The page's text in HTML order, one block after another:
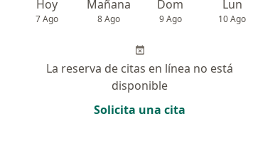
Hoy
7 Ago
Mañana
8 Ago
Dom
9 Ago
Lun
10 Ago
La reserva de citas en línea no está
disponible
Solicita una cita